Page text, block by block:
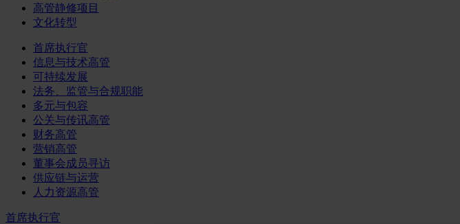
高管静修项目
文化转型
首席执行官
信息与技术高管
可持续发展
法务、监管与合规职能
多元与包容
公关与传讯高管
财务高管
营销高管
董事会成员寻访
供应链与运营
人力资源高管
首席执行官